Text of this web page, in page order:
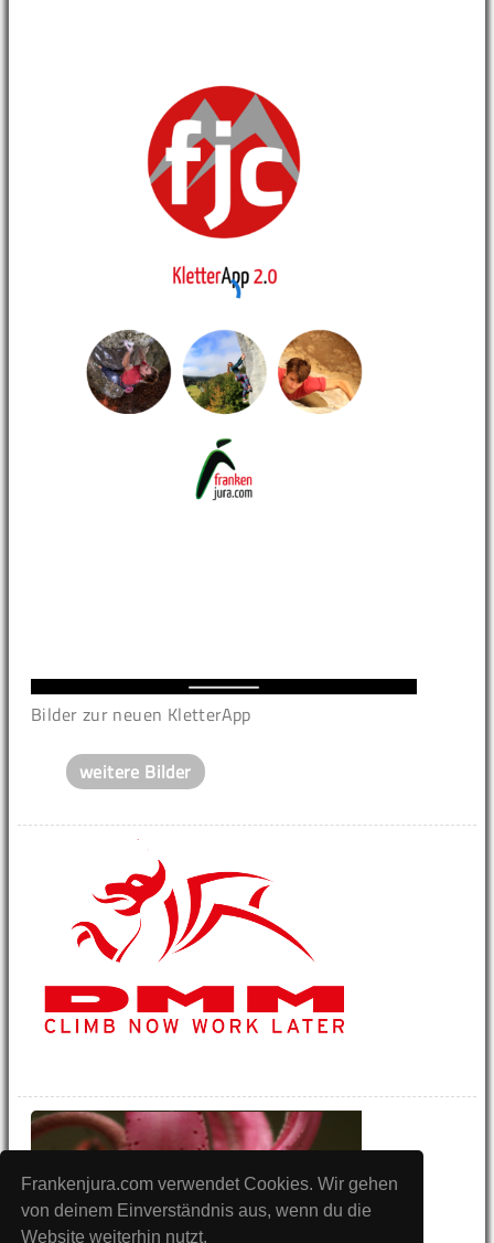
Frankenjura.com verwendet Cookies. Wir gehen
von deinem Einverständnis aus, wenn du die
Website weiterhin nutzt.
Bilder zur neuen KletterApp
weitere Bilder